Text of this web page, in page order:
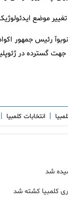
موضع
رئیس جمهور
گسترده در
| انتخابات کلمبیا |
شد
کلمبیا کشته شد